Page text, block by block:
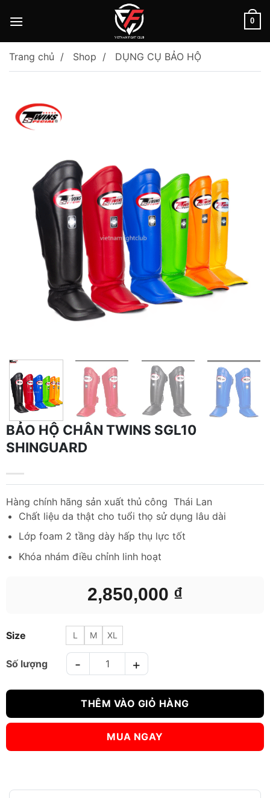
0
Trang chủ Shop DỤNG CỤ BẢO HỘ
BẢO HỘ CHÂN TWINS SGL10
SHINGUARD
2,850,000 ₫
Hàng chính hãng sản xuất thủ công Thái Lan
Chất liệu da thật cho tuổi thọ sử dụng lâu dài
Lớp foam 2 tầng dày hấp thụ lực tốt
Khóa nhám điều chỉnh linh hoạt
Size L M XL
BẢO HỘ CHÂN TWINS SGL10 SHINGUARD số lượng
THÊM VÀO GIỎ HÀNG
MUA NGAY